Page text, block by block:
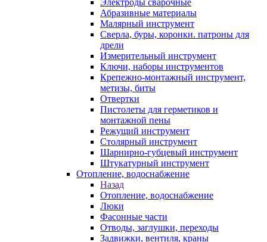
Электроды сварочные
Абразивные материалы
Малярный инструмент
Сверла, буры, коронки. патроны для
дрели
Измерительный инструмент
Ключи, наборы инструментов
Крепежно-монтажный инструмент,
метизы, биты
Отвертки
Пистолеты для герметиков и
монтажной пены
Режущий инструмент
Столярный инструмент
Шарнирно-губцевый инструмент
Штукатурный инструмент
Отопление, водоснабжение
Назад
Отопление, водоснабжение
Люки
Фасонные части
Отводы, заглушки, переходы
Задвижки, вентиля, краны